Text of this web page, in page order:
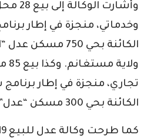
وخدماتي، منجزة في إطار
الكائنة بحي 750
تجاري، منجزة في إطار برنامج
الكائنة بحي 300 مسكن “عدل” عين الدفلى.